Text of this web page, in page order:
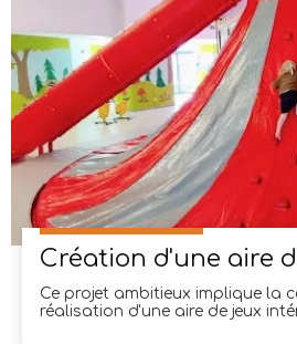
Ce projet ambitieux implique la
réalisation d'une aire de jeux